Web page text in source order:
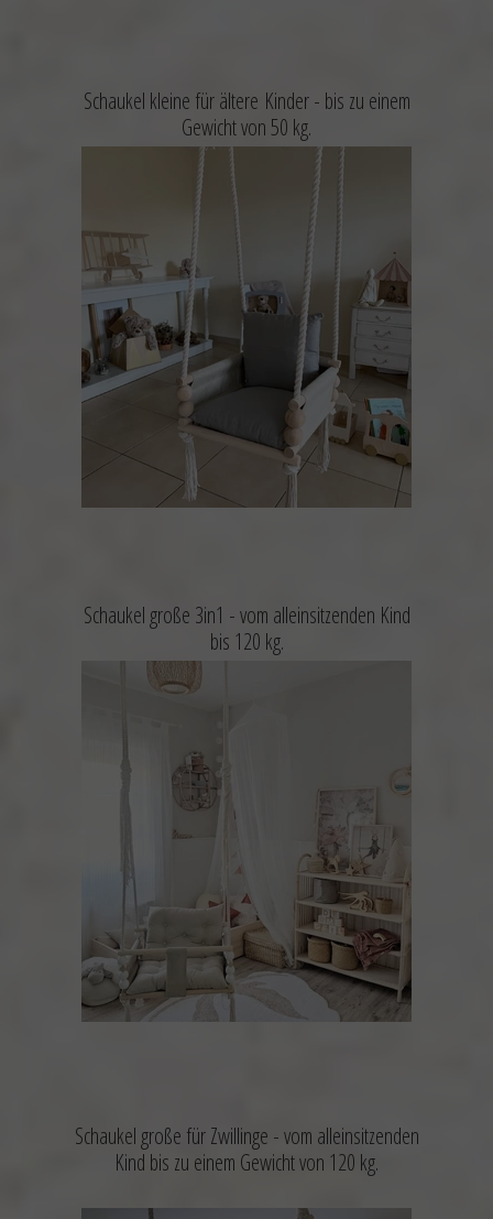
Schaukel große für Zwillinge -vom alleinsitzenden
Kind bis zu einem Gewicht von 120 kg.
Schaukel große 3in1 -vom alleinsitzenden Kind
bis 120 kg.
Schaukel kleine für ältere Kinder - bis zu einem
Gewicht von 50 kg.